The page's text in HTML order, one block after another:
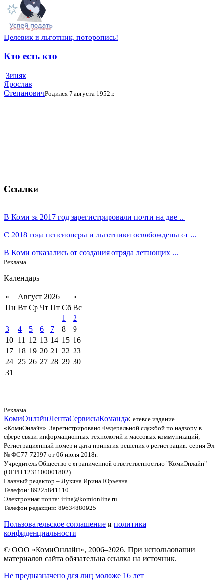
Целевик и льготник, поторопись!
Кто есть кто
Зиняк
Ярослав
СтепановичРодился 7 августа 1952 г.
Ссылки
В Коми за 2017 год зарегистрировали почти на две ...
С 2018 года пенсионеры и льготники освобождены от ...
В Коми отказались от создания отряда летающих ...
Реклама.
Календарь
« Август 2026
»
Пн Вт Ср Чт Пт Сб Вс
1
2
3
4 5 6 7 8
9
10 11 12 13 14 15 16
17 18 19 20 21 22 23
24 25 26 27 28 29 30
31
Реклама
КомиОнлайнЛентаСервисыКомандаСетевое издание
«КомиОнлайн». Зарегистрировано Федеральной службой по надзору в
сфере связи, информационных технологий и массовых коммуникаций;
Регистрационный номер и дата принятия решения о регистрации: серия Эл
№ ФС77-72997 от 06 июня 2018г.
Учредитель Общество с ограниченной ответственностью "КомиОнлайн"
(ОГРН 1231100001802)
Главный редактор – Лукина Ирина Юрьевна.
Телефон: 89225841110
Электронная почта: irina@komionline.ru
Телефон редакции: 89634880925
Пользовательское соглашение и политика
конфиденциальности
© ООО «КомиОнлайн», 2006–2026. При использовании
материалов сайта обязательна ссылка на источник.
Не предназначено для лиц моложе 16 лет